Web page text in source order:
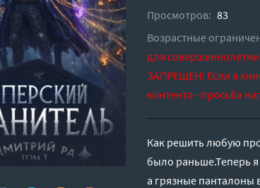
Просмотров: 83
Возрастные
для
ЗАПРЕЩЕН! Если в
контента - просьба
Как решить любую
было раньше.Теперь
а грязные панталоны